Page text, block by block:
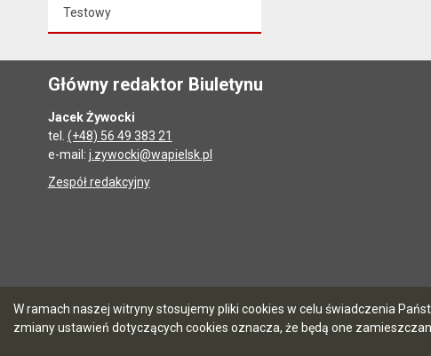
W ramach naszej witryny stosujemy pliki cookies w celu świadczenia
zmiany ustawień dotyczących cookies oznacza, że będą one
Testowy
Główny redaktor Biuletynu
Jacek Żywocki
tel. (+48) 56 49 383 21
e-mail: j.zywocki@wapielsk.pl
Zespół redakcyjny
5.7.0 [90]